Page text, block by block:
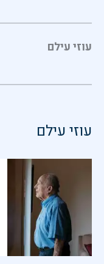
עוזי עילם
עוזי עילם